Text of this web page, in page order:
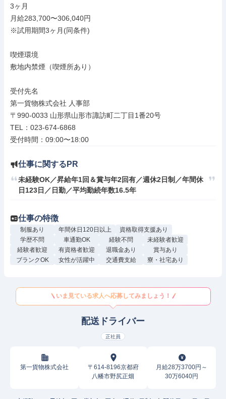
3ヶ月
月給283,700〜306,040円
※試用期間3ヶ月(同条件)
喫煙環境
敷地内禁煙（喫煙所あり）
受付先名
第一貨物株式会社 人事部
〒990-0033 山形県山形市諏訪町二丁目1番20号
TEL：023-674-6868
受付時間：09:00〜18:00
仕事に関するPR
未経験OK／昇給年1回＆賞与年2回有／週休2日制／年間休
日123日／日勤／平均勤続年数16.5年
仕事の特徴
制服あり 年間休日120日以上
資格取得支援あり
学歴不問
車通勤OK 経験不問
未経験者歓迎
経験者歓迎
有資格者歓迎 退職金あり
賞与あり
ブランクOK
女性が活躍中 交通費支給 寮・社宅あり
いま見ている求人へ応募してみましょう！
配送ドライバー
正社員
第一貨物株式会社
〒614-8196京都府
八幡市野尻正畑
月給28万3700円～
30万6040円